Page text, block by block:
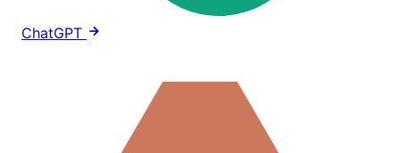
ChatGPT